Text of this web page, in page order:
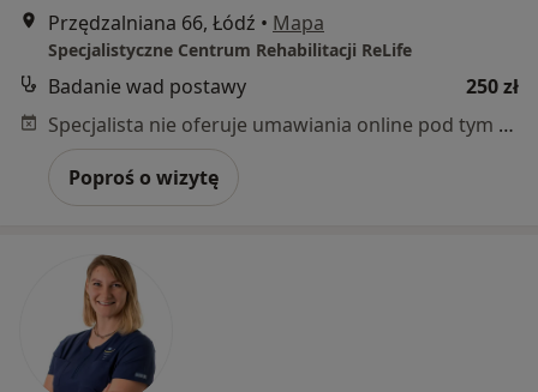
Przędzalniana 66, Łódź • Mapa
Specjalistyczne Centrum Rehabilitacji ReLife
Badanie wad postawy
250 zł
Specjalista nie oferuje umawiania online pod tym adresem.
Poproś o wizytę